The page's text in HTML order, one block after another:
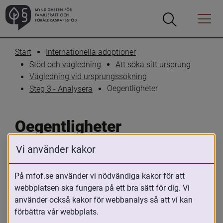
Öppna
Öppna
Menyn
Start
Internationella adoptioner
Stöd och vägledning
Att söka sitt ursprung
Vägledning vid ursprungssökning
Steg 3 - Analysera
Oegentligheter
Oegentligheter
Skriv ut
Genom en noggrann genomgång och
bedömning av adoptionsdokument kan
den adopterade få reda på detaljer som
Vi använder kakor
På mfof.se använder vi nödvändiga kakor för att
webbplatsen ska fungera på ett bra sätt för dig. Vi
använder också kakor för webbanalys så att vi kan
förbättra vår webbplats.